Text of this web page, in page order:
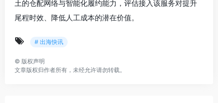
土的仓配网络与智能化履约能力，评估接入该服务对提升
尾程时效、降低人工成本的潜在价值。
# 出海快讯
© 版权声明
文章版权归作者所有，未经允许请勿转载。